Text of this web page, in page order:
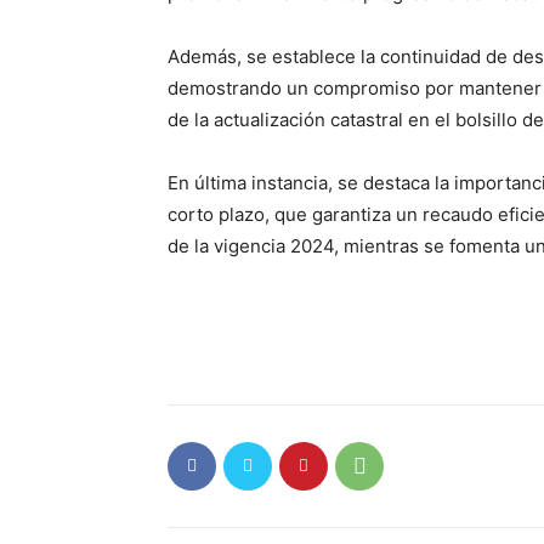
Además, se establece la continuidad de
demostrando un compromiso por
de la actualización catastral en el bolsillo
En última instancia, se destaca la
corto plazo, que garantiza un recaudo
de la vigencia 2024, mientras se fomenta